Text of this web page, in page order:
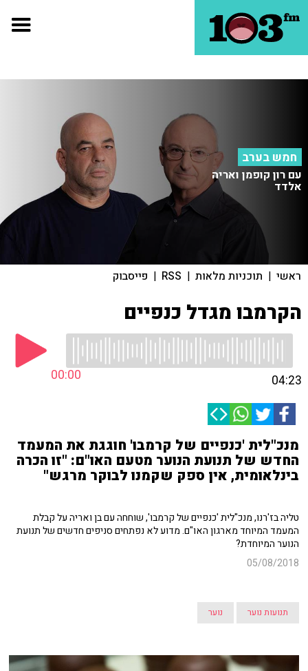
חמש בערב
עם רון קופמן ואריה
אלדד
ראשי | תוכניות מלאות |
RSS
| פייסבוק
הקרמבו מגדל כנפיים
00:00 04:23
מנכ"לית 'כנפיים של קרמבו' חוגגת את המעמד
החדש של תנועת הנוער מטעם האו"ם: "זו הכרה
בינלאומית, אין ספק שקמנו לבוקר מרגש"
טליה בז'רנו, מנכ"לית 'כנפיים של קרמבו', שוחחה עם בן ואריה על קבלת
המעמד המיוחד מארגון האו"ם. מדוע לא נפתחים סניפים חדשים של תנועת
הנוער המיוחדת?
05/08/2018
תנועות נוער נוער